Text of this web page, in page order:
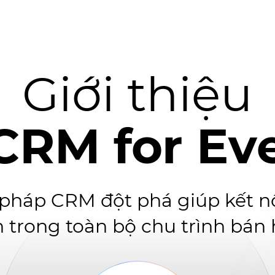
Giới thiệu
for
CRM đột phá giúp kết
trong toàn bộ chu trình bán